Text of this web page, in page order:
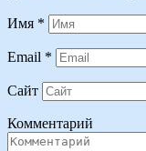
Имя *
Email *
Сайт
Комментарий